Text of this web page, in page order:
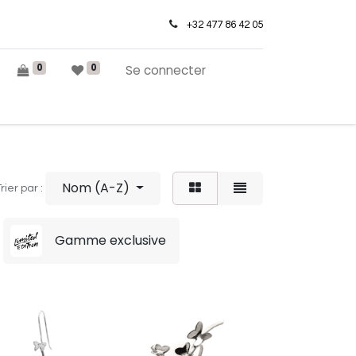
+32 477 86 42 05
0 0 Se connecter
par : Nom (A-Z)
Gamme exclusive